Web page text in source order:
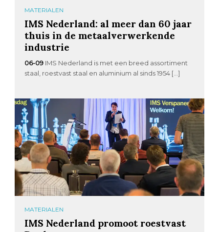
MATERIALEN
IMS Nederland: al meer dan 60 jaar
thuis in de metaalverwerkende
industrie
06-09 IMS Nederland is met een breed assortiment
staal, roestvast staal en aluminium al sinds 1954 […]
MATERIALEN
IMS Nederland promoot roestvast